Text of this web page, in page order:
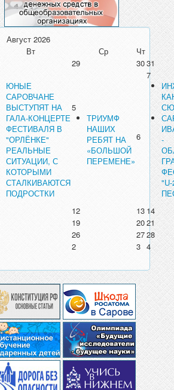
Август 2026
Вт Ср
Чт
29 3031
ЮНЫЕ
САРОВЧАНЕ
ВЫСТУПЯТ НА
ГАЛА-КОНЦЕРТЕ
ФЕСТИВАЛЯ В
"ОРЛЁНКЕ"
РЕАЛЬНЫЕ
СИТУАЦИИ, С
КОТОРЫМИ
СТАЛКИВАЮТСЯ
ПОДРОСТКИ
5
ТРИУМФ
НАШИХ
РЕБЯТ НА
«БОЛЬШОЙ
ПЕРЕМЕНЕ»
6
7
-
12 13 14
19 2021
26 2728
2 3 4